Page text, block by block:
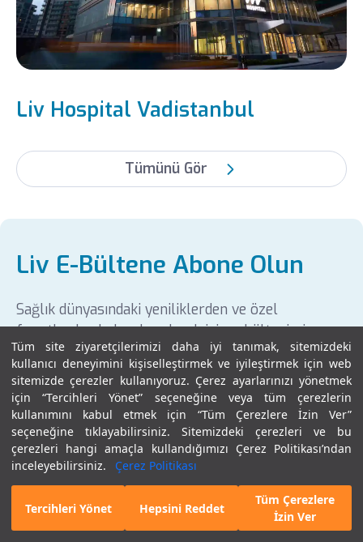
Tüm site ziyaretçilerimizi daha iyi tanımak, sitemizdeki
kullanıcı deneyimini kişiselleştirmek ve iyileştirmek için web
sitemizde çerezler kullanıyoruz. Çerez ayarlarınızı yönetmek
için “Tercihleri Yönet” seçeneğine veya tüm çerezlerin
kullanımını kabul etmek için “Tüm Çerezlere İzin Ver”
seçeneğine tıklayabilirsiniz. Sitemizdeki çerezleri ve bu
çerezleri hangi amaçla kullandığımızı Çerez Politikası’ndan
inceleyebilirsiniz.
Çerez Politikası
Tercihleri Yönet Hepsini Reddet
Tüm Çerezlere
İzin Ver
E-Randevu Hekim Bul
Liv Hospital Vadistanbul
Tümünü Gör
Liv E-Bültene Abone Olun
Sağlık dünyasındaki yeniliklerden ve özel
fırsatlardan haberdar olmak için e-bültenimize
kaydolun!
E-Bültene Abone Ol.